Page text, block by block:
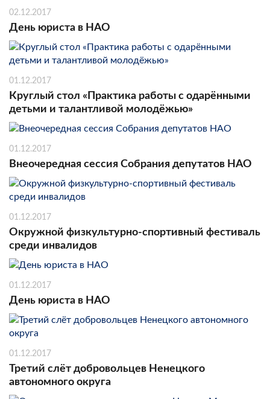
02.12.2017
День юриста в НАО
01.12.2017
Круглый стол «Практика работы с одарёнными
детьми и талантливой молодёжью»
01.12.2017
Внеочередная сессия Собрания депутатов НАО
01.12.2017
Окружной физкультурно-спортивный фестиваль
среди инвалидов
01.12.2017
День юриста в НАО
01.12.2017
Третий слёт добровольцев Ненецкого
автономного округа